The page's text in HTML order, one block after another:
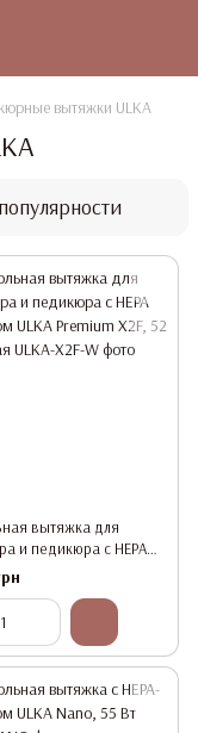
вытяжки ULKA
вытяжка для
и педикюра с HEPA
ULKA Premium X2F, 52